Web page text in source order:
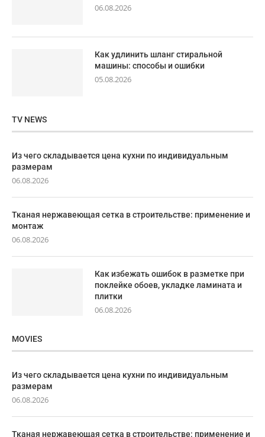
06.08.2026
Как удлинить шланг стиральной
машины: способы и ошибки
05.08.2026
TV NEWS
Из чего складывается цена кухни по индивидуальным
размерам
06.08.2026
Тканая нержавеющая сетка в строительстве: применение и
монтаж
06.08.2026
Как избежать ошибок в разметке при
поклейке обоев, укладке ламината и
плитки
06.08.2026
MOVIES
Из чего складывается цена кухни по индивидуальным
размерам
06.08.2026
Тканая нержавеющая сетка в строительстве: применение и